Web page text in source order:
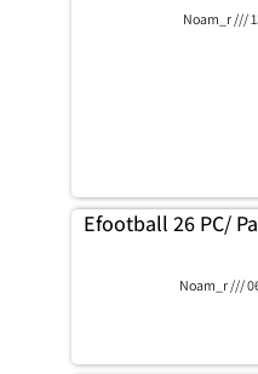
Noam_r
Efootball 26 PC/
Noam_r